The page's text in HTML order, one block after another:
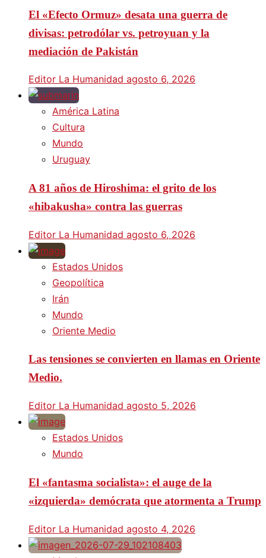
El «Efecto Ormuz» desata una guerra de
divisas: petrodólar vs. petroyuan y la
mediación de Pakistán
Editor La Humanidad agosto 6, 2026
América Latina
Cultura
Mundo
Uruguay
A 81 años de Hiroshima: el grito de los
«hibakusha» contra las guerras
Editor La Humanidad agosto 6, 2026
Estados Unidos
Geopolítica
Irán
Mundo
Oriente Medio
Las tensiones se convierten en llamas en Oriente
Medio.
Editor La Humanidad agosto 5, 2026
Estados Unidos
Mundo
El «fantasma socialista»: el auge de la
«izquierda» demócrata que atormenta a Trump
Editor La Humanidad agosto 4, 2026